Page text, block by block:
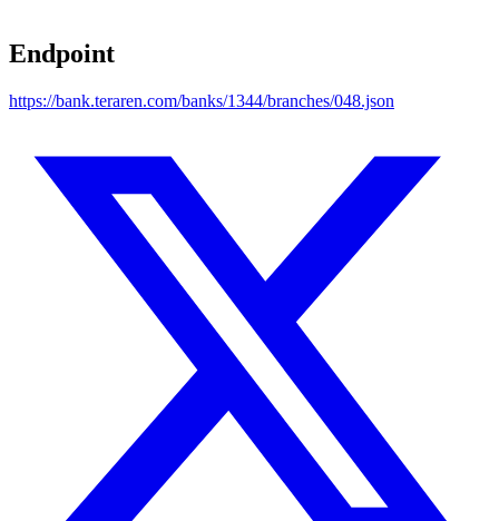
Endpoint
https://bank.teraren.com/banks/1344/branches/048.json